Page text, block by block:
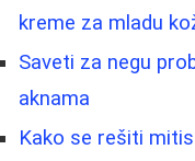
kreme za mladu
Saveti za negu
aknama
Kako se rešiti